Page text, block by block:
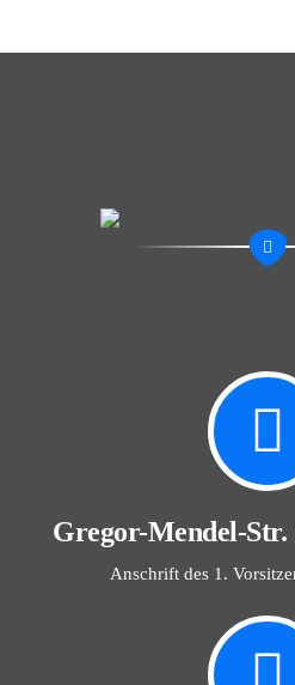
Gregor-Mendel-Str.
Anschrift des 1.